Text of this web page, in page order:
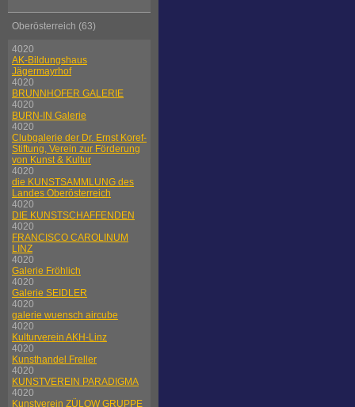
Oberösterreich (63)
4020
AK-Bildungshaus
Jägermayrhof
4020
BRUNNHOFER GALERIE
4020
BURN-IN Galerie
4020
Clubgalerie der Dr. Ernst Koref-
Stiftung, Verein zur Förderung
von Kunst & Kultur
4020
die KUNSTSAMMLUNG des
Landes Oberösterreich
4020
DIE KUNSTSCHAFFENDEN
4020
FRANCISCO CAROLINUM
LINZ
4020
Galerie Fröhlich
4020
Galerie SEIDLER
4020
galerie wuensch aircube
4020
Kulturverein AKH-Linz
4020
Kunsthandel Freller
4020
KUNSTVEREIN PARADIGMA
4020
Kunstverein ZÜLOW GRUPPE